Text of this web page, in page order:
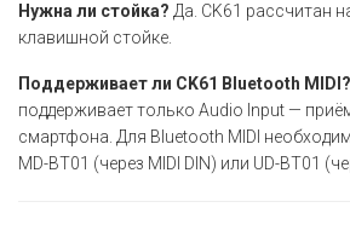
Нужна ли стойка? Да. CK61 рассчитан
клавишной стойке.
Поддерживает ли CK61 Bluetooth MIDI?
поддерживает только Audio Input —
смартфона. Для Bluetooth MIDI
MD-BT01 (через MIDI DIN) или UD-BT01